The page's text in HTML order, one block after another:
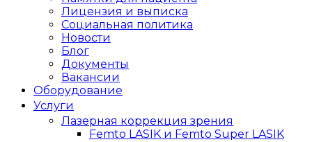
Лицензия и выписка
Социальная политика
Новости
Блог
Документы
Вакансии
Оборудование
Услуги
Лазерная коррекция зрения
Femto LASIK и Femto Super LASIK